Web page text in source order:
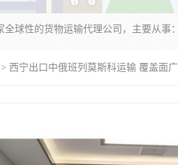
> 西宁出口中俄班列莫斯科运输 覆盖面广